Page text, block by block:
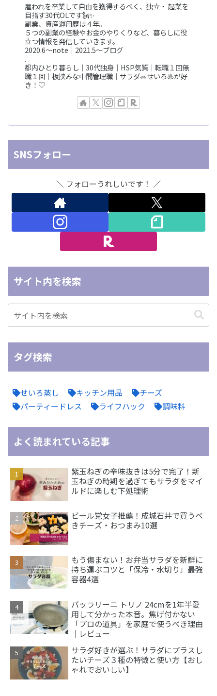
雇われを卒業して自由を獲得するべく、独立・ 起業を
目指す30代OLです🗽✨
副業、資産運用歴は４年。
５つの副業の経験やお金のやりくりなど、暮らしに役
立つ情報を発信していきます。
2020.6〜note｜2021.5〜ブログ
.
都内ひとり暮らし｜30代独身｜HSP気質｜転職１回無
職１回｜板挟みな中間管理職｜サラダ🥗せいろ♨️が好
き！♡
SNSフォロー
＼ フォローうれしいです！ ／
サイト内を検索
タグ検索
せいろ蒸し キッチン用品
チーズ
パーティードレス
ライフハック 調味料
よく読まれている記事
紫玉ねぎの辛味抜きは5分で完了！新
玉ねぎの時期を過ぎてもサラダをマイ
ルドに楽しむ下処理術
ビール党女子推薦！成城石井で買うべ
きチーズ・おつまみ10選
もう傷まない！お弁当サラダを新鮮に
持ち運ぶコツと「保冷・水切り」最強
容器4選
バッラリーニ トリノ 24cmを1年半愛
用して分かった本音。焦げ付かない
「プロの道具」を家庭で使うべき理由
｜レビュー
サラダ好きが選ぶ！サラダにプラスし
たいチーズ３種の特徴と使い方【おし
ゃれでおいしい】